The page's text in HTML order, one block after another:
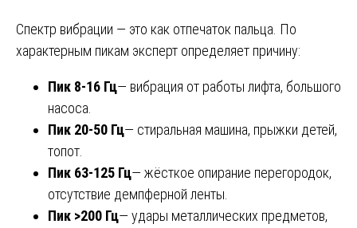
Спектр вибрации — это как отпечаток пальца. По
характерным пикам эксперт определяет причину:
Пик 8-16 Гц— вибрация от работы лифта, большого
насоса.
Пик 20-50 Гц— стиральная машина, прыжки детей,
топот.
Пик 63-125 Гц— жёсткое опирание перегородок,
отсутствие демпферной ленты.
Пик >200 Гц— удары металлических предметов,